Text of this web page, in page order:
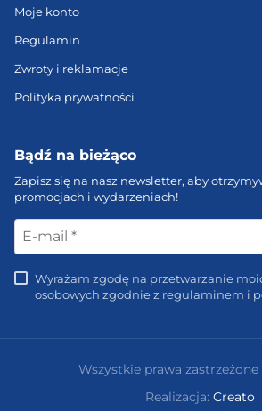
Moje konto
Regulamin
Zwroty i reklamacje
Polityka prywatności
Bądź na bieżąco
Zapisz się na nasz newsletter, aby
promocjach i wydarzeniach!
E-
mail
Wyrażam zgodę na przetwarzanie
osobowych zgodnie z regulaminem i
Wszystkie prawa zastrzeżone
Realizacja: Creato